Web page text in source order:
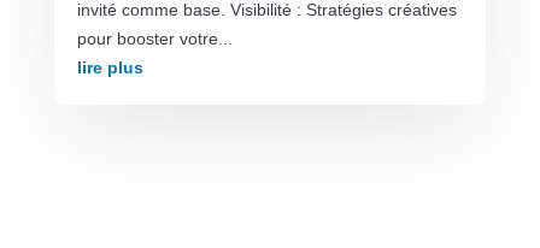
invité comme base. Visibilité : Stratégies créatives
pour booster votre...
lire plus